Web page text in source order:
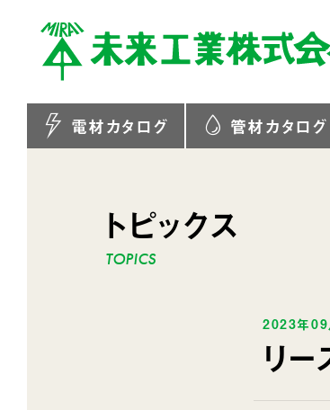
電材カタログ 管材カタログ
トピックス
2023年09
リ